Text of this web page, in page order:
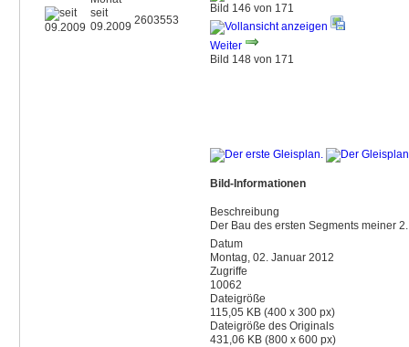
seit
09.2009 2603553
Bild 146 von 171
Weiter
Bild 148 von 171
Bild-Informationen
Beschreibung
Der Bau des ersten Segments meiner
Datum
Montag, 02. Januar 2012
Zugriffe
10062
Dateigröße
115,05 KB (400 x 300 px)
Dateigröße des Originals
431,06 KB (800 x 600 px)